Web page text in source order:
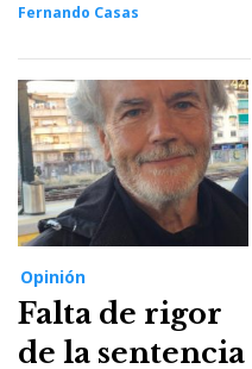
Fernando Casas
Opinión
Falta de rigor
de la sentencia